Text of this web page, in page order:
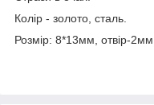
Колір - золото, сталь.
Розмір: 8*13мм, отвір-2мм.